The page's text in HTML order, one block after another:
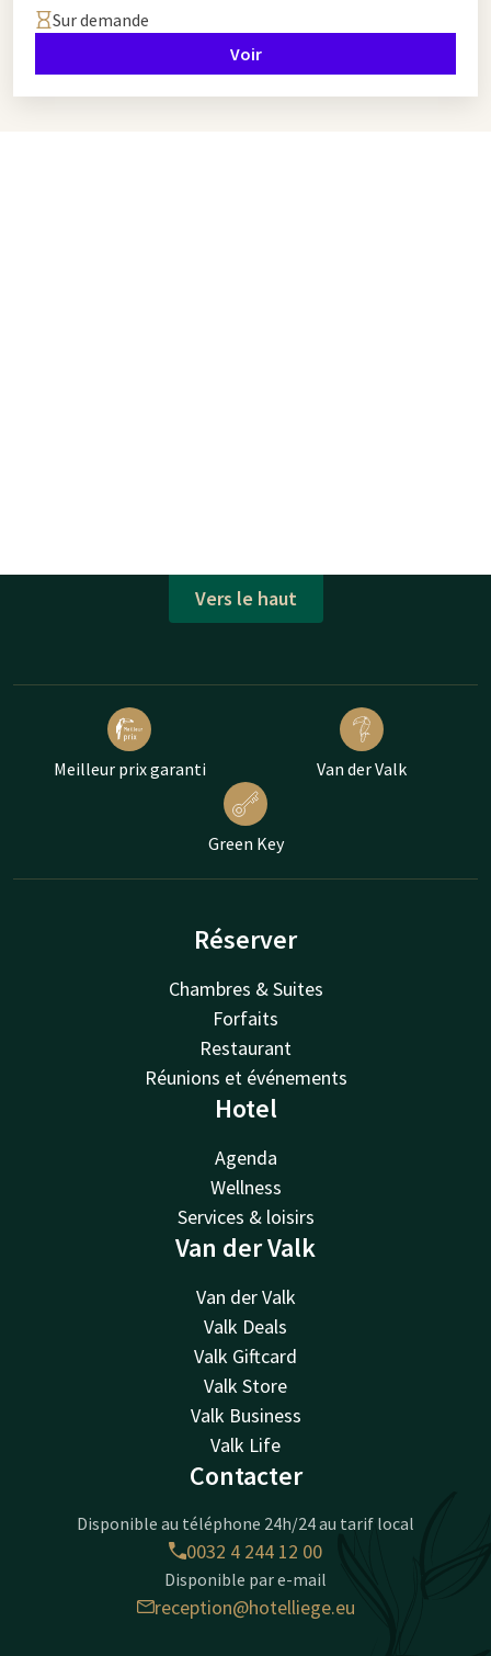
Sur demande
Voir
Vers le haut
Meilleur prix garanti Van der Valk
Green Key
Réserver
Chambres & Suites
Forfaits
Restaurant
Réunions et événements
Hotel
Agenda
Wellness
Services & loisirs
Van der Valk
Van der Valk
Valk Deals
Valk Giftcard
Valk Store
Valk Business
Valk Life
Contacter
Disponible au téléphone 24h/24 au tarif local
0032 4 244 12 00
Disponible par e-mail
reception@hotelliege.eu